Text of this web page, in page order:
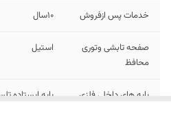
خدمات پس ازفروش ۱۰سال
صفحه تابشی وتوری
محافظ
استیل
پایه های داخلی فلزی پایه ایستاده